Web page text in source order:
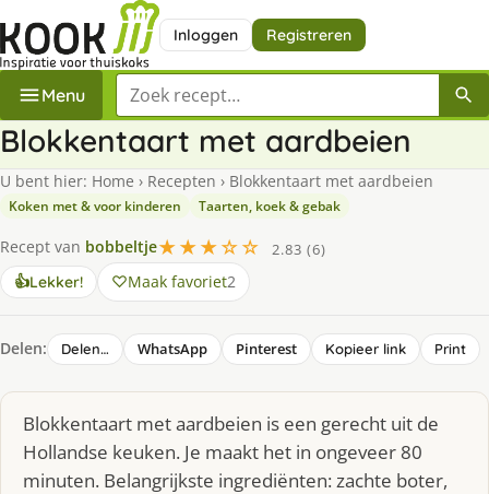
Inloggen Registreren
Menu Zoek een recept
Blokkentaart met aardbeien
U bent hier: Home › Recepten › Blokkentaart met aardbeien
Koken met & voor kinderen Taarten, koek & gebak
Recept van bobbeltje★★★☆☆
2.83 (6)
👍Lekker! Maak favoriet2
Delen: Delen… WhatsApp Pinterest Kopieer link Print
Blokkentaart met aardbeien is een gerecht uit de
Hollandse keuken. Je maakt het in ongeveer 80
minuten. Belangrijkste ingrediënten: zachte boter,